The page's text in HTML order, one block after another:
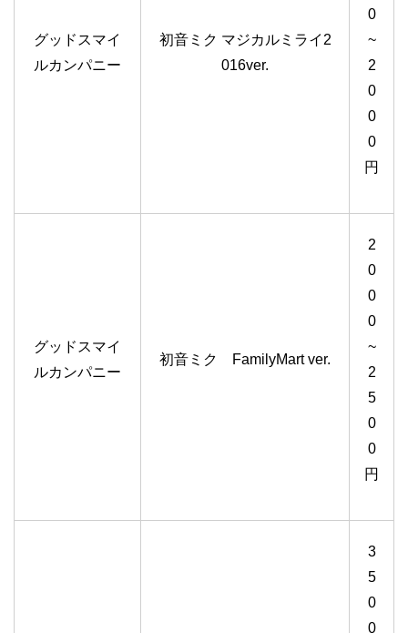
グッドスマイ
ルカンパニー
初音ミク マジカルミライ2
016ver.
0
~
2
0
0
0
円
グッドスマイ
ルカンパニー
初音ミク FamilyMart ver.
2
0
0
0
~
2
5
0
0
円
3
5
0
0